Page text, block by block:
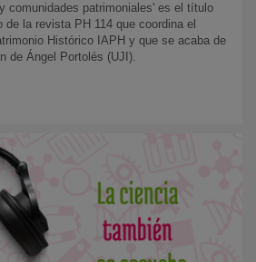
comunidades patrimoniales' es el título
de la revista PH 114 que coordina el
Histórico IAPH y que se acaba de
de Ángel Portolés (UJI).